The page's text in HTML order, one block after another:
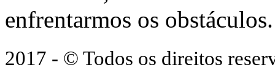
enfrentarmos os obstáculos.
2017 - © Todos os direitos